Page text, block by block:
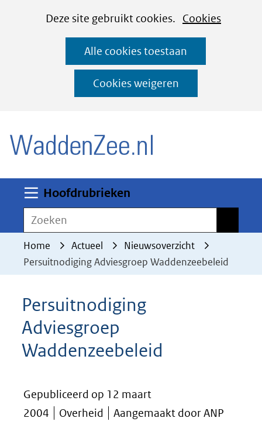
CookiesDeze site gebruikt cookies. Cookies
deze
worden
toegestaan
geweigerd.
Alle cookies toestaan
Cookies weigeren
Ga
naar
de
inhoud
Hoofdrubrieken
Zoeken
Home Actueel
Nieuwsoverzicht
Persuitnodiging Adviesgroep Waddenzeebeleid
Persuitnodiging
Adviesgroep
Waddenzeebeleid
Gepubliceerd op 12 maart
2004
Overheid Aangemaakt door ANP